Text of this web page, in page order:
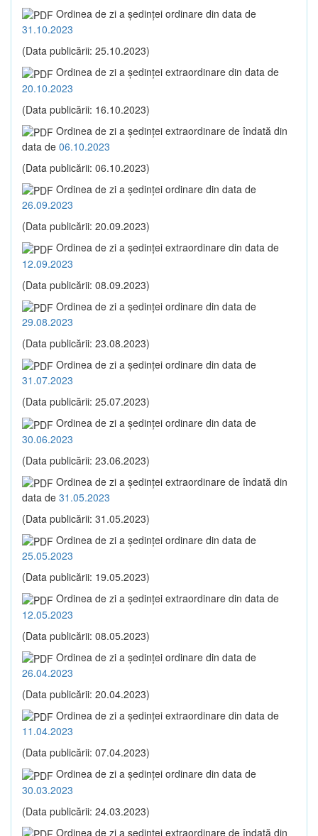
Ordinea de zi a şedinţei ordinare din data de
31.10.2023
(Data publicării: 25.10.2023)
Ordinea de zi a şedinţei extraordinare din data de
20.10.2023
(Data publicării: 16.10.2023)
Ordinea de zi a şedinţei extraordinare de îndată din
data de 06.10.2023
(Data publicării: 06.10.2023)
Ordinea de zi a şedinţei ordinare din data de
26.09.2023
(Data publicării: 20.09.2023)
Ordinea de zi a şedinţei extraordinare din data de
12.09.2023
(Data publicării: 08.09.2023)
Ordinea de zi a şedinţei ordinare din data de
29.08.2023
(Data publicării: 23.08.2023)
Ordinea de zi a şedinţei ordinare din data de
31.07.2023
(Data publicării: 25.07.2023)
Ordinea de zi a şedinţei ordinare din data de
30.06.2023
(Data publicării: 23.06.2023)
Ordinea de zi a şedinţei extraordinare de îndată din
data de 31.05.2023
(Data publicării: 31.05.2023)
Ordinea de zi a şedinţei ordinare din data de
25.05.2023
(Data publicării: 19.05.2023)
Ordinea de zi a şedinţei extraordinare din data de
12.05.2023
(Data publicării: 08.05.2023)
Ordinea de zi a şedinţei ordinare din data de
26.04.2023
(Data publicării: 20.04.2023)
Ordinea de zi a şedinţei extraordinare din data de
11.04.2023
(Data publicării: 07.04.2023)
Ordinea de zi a şedinţei ordinare din data de
30.03.2023
(Data publicării: 24.03.2023)
Ordinea de zi a şedinţei extraordinare de îndată din